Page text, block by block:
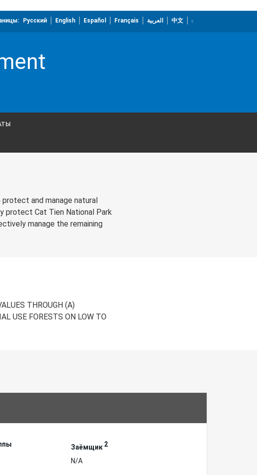
Русский English Español Français العربية 中文
and manage natural
protect Cat Tien National Park
manage the remaining
THROUGH (A)
USE FORESTS ON LOW TO
Заёмщик 2
N/A